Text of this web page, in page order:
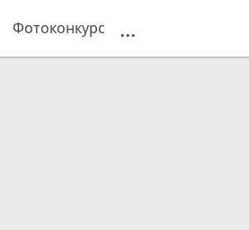
Фотоконкурс ...